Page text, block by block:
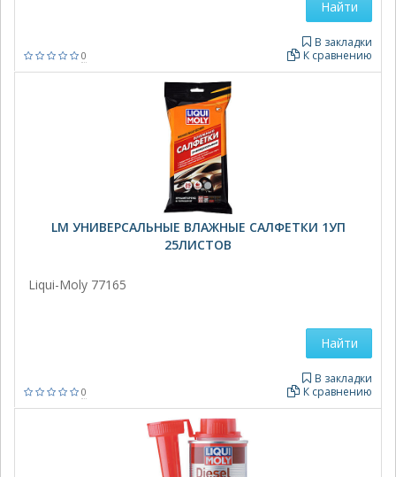
0
В закладки
К сравнению
Найти
LM УНИВЕРСАЛЬНЫЕ ВЛАЖНЫЕ САЛФЕТКИ 1УП
25ЛИСТОВ
Liqui-Moly 77165
0
В закладки
К сравнению
Найти